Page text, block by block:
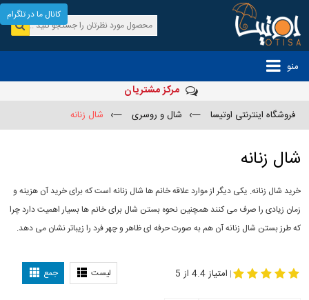
منو
مرکز مشتریان
فروشگاه اینترنتی اوتیسا —› شال و روسری —› شال زنانه
شال زنانه
خرید شال زنانه. یکی دیگر از موارد علاقه خانم ها شال زنانه است که برای خرید آن هزینه و
زمان زیادی را صرف می کنند همچنین نحوه بستن شال برای خانم ها بسیار اهمیت دارد چرا
که طرز بستن شال زنانه آن هم به صورت حرفه ای ظاهر و چهر فرد را زیباتر نشان می دهد.
لیست جمع | امتیاز 4.4 از 5
کانال ما در تلگرام